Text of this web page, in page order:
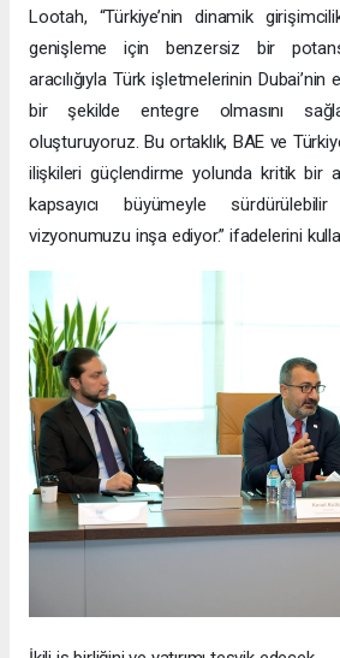
Lootah, “Türkiye’nin dinamik
genişleme için benzersiz bir
aracılığıyla Türk işletmelerinin
bir şekilde entegre olmasını
oluşturuyoruz. Bu ortaklık, BAE ve
ilişkileri güçlendirme yolunda kritik bir
kapsayıcı büyümeyle
vizyonumuzu inşa ediyor.” ifadelerini